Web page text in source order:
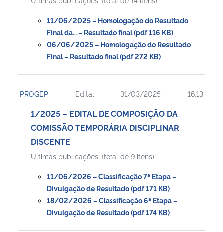
11/06/2025 – Homologação do Resultado
Final da… – Resultado final (pdf 116 KB)
06/06/2025 – Homologação do Resultado
Final – Resultado final (pdf 272 KB)
PROGEP Edital 31/03/2025 16:13
1/2025 – EDITAL DE COMPOSIÇÃO DA
COMISSÃO TEMPORÁRIA DISCIPLINAR
DISCENTE
Ultimas publicações: (total de 9 itens)
11/06/2026 – Classificação 7ª Etapa –
Divulgação de Resultado (pdf 171 KB)
18/02/2026 – Classificação 6ª Etapa –
Divulgação de Resultado (pdf 174 KB)